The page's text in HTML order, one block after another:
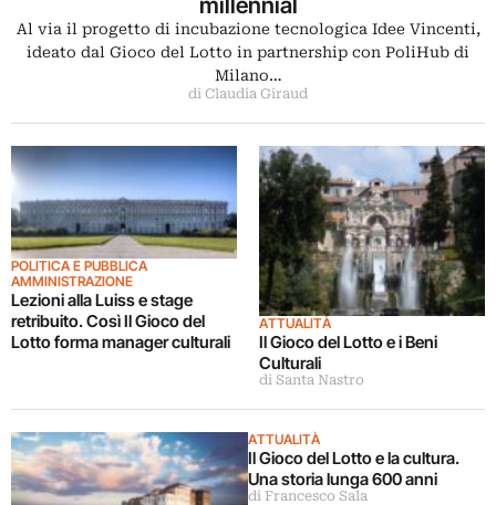
Al via il progetto di incubazione tecnologica Idee Vincenti,
ideato dal Gioco del Lotto in partnership con PoliHub di
Milano…
di Claudia Giraud
POLITICA E PUBBLICA
AMMINISTRAZIONE
Lezioni alla Luiss e stage
retribuito. Così Il Gioco del
Lotto forma manager culturali
ATTUALITÀ
Il Gioco del Lotto e i Beni
Culturali
di Santa Nastro
ATTUALITÀ
Il Gioco del Lotto e la cultura.
Una storia lunga 600 anni
di Francesco Sala